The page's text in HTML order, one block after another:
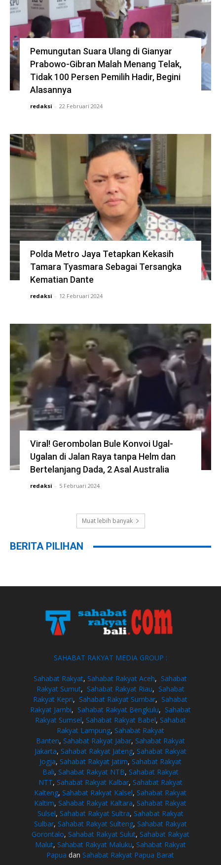
Pemungutan Suara Ulang di Gianyar
Prabowo-Gibran Malah Menang Telak,
Tidak 100 Persen Pemilih Hadir, Begini
Alasannya
redaksi - 22 Februari 2024
Polda Metro Jaya Tetapkan Kekasih
Tamara Tyasmara Sebagai Tersangka
Kematian Dante
redaksi - 12 Februari 2024
Viral! Gerombolan Bule Konvoi Ugal-
Ugalan di Jalan Raya tanpa Helm dan
Bertelanjang Dada, 2 Asal Australia
redaksi - 5 Februari 2024
Muat lebih banyak
BERITA PILIHAN
SAHABAT RAKYAT MEDIA GROUP :
Sahabat Rakyat, Sahabat Rakyat Aceh, Sahabat
Rakyat Sumut, Sahabat Rakyat Riau, Sahabat
Rakyat Kepri, Sahabat Rakyat Sumbar, Sahabat
Rakyat Jambi, Sahabat Rakyat Bengkulu, Sahabat
Rakyat Sumsel, Sahabat Rakyat Babel, Sahabat
Rakyat Lampung, Sahabat Rakyat
Banten, Sahabat Rakyat Jabar, Sahabat Rakyat
Jakarta, Sahabat Rakyat Jateng, Sahabat Rakyat
Jogja, Sahabat Rakyat Jatim, Sahabat Rakyat
Bali, Sahabat Rakyat NTB, Sahabat Rakyat
NTT, Sahabat Rakyat Kalbar, Sahabat Rakyat
Kalteng, Sahabat Rakyat Kalsel, Sahabat Rakyat
Kaltim, Sahabat Rakyat Kaltara, Sahabat Rakyat
Sulsel, Sahabat Rakyat Sultra, Sahabat Rakyat
Sulbar, Sahabat Rakyat Sulteng, Sahabat Rakyat
Gorontalo, Sahabat Rakyat Sulut, Sahabat Rakyat
Malut, Sahabat Rakyat Maluku, Sahabat Rakyat
Papua dan Sahabat Rakyat Papua Barat